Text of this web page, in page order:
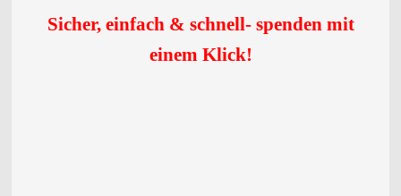
Sicher, einfach & schnell- spenden mit
einem Klick!